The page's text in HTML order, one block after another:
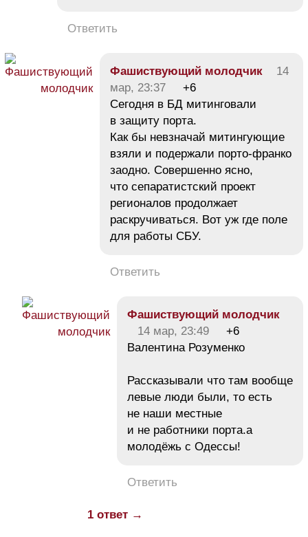
Ответить
Фашиствующий молодчик
14
мар, 23:37
+6
Сегодня в БД митинговали
в защиту порта.
Как бы невзначай митингующие
взяли и подержали порто-франко
заодно. Совершенно ясно,
что сепаратистский проект
регионалов продолжает
раскручиваться. Вот уж где поле
для работы СБУ.
Ответить
Фашиствующий молодчик
14 мар, 23:49
+6
Валентина Розуменко
Рассказывали что там вообще
левые люди были, то есть
не наши местные
и не работники порта.а
молодёжь с Одессы!
Ответить
1 ответ →